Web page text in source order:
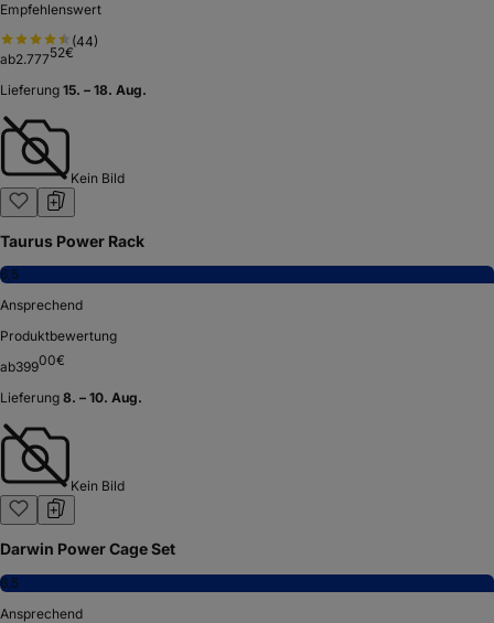
Empfehlenswert
(44)
ab2.77752€
Lieferung 15. – 18. Aug.
Kein Bild
Taurus Power Rack
6,5
Ansprechend
Produktbewertung
ab39900€
Lieferung 8. – 10. Aug.
Kein Bild
Darwin Power Cage Set
6,5
Ansprechend